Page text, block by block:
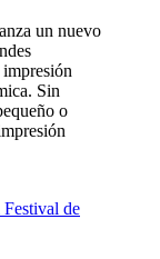
un nuevo
Sin
o